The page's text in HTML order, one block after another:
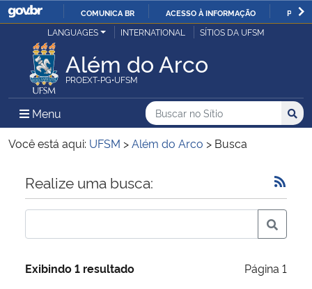
IR
O
COMUNICA BR ACESSO À INFORMAÇÃO
Ministério da Justiça e Segurança Pública
Ministério da Defesa
Ministério das Relações Exteriores
Ministério da Economia
Ministério da Infraestrutura
LANGUAGES INTERNATIONAL SÍTIOS DA UFSM
Além do Arco
PROEXT-PG•UFSM
Menu Menu Principal do Sítio
Busca
Buscar no no Sítio
Busca:
Você está aqui: UFSM >Além do Arco > Busca
Início do conteúdo
Realize uma busca:
Exibindo 1 resultado Página 1